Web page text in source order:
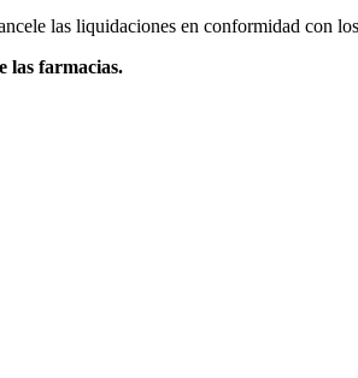
las liquidaciones en conformidad con
las farmacias.